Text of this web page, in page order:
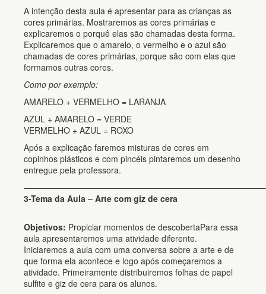
A intenção desta aula é apresentar para as crianças as
cores primárias. Mostraremos as cores primárias e
explicaremos o porquê elas são chamadas desta forma.
Explicaremos que o amarelo, o vermelho e o azul são
chamadas de cores primárias, porque são com elas que
formamos outras cores.
Como por exemplo:
AMARELO + VERMELHO = LARANJA
AZUL + AMARELO = VERDE
VERMELHO + AZUL = ROXO
Após a explicação faremos misturas de cores em
copinhos plásticos e com pincéis pintaremos um desenho
entregue pela professora.
3-Tema da Aula – Arte com giz de cera
Objetivos: Propiciar momentos de descobertaPara essa
aula apresentaremos uma atividade diferente.
Iniciaremos a aula com uma conversa sobre a arte e de
que forma ela acontece e logo após começaremos a
atividade. Primeiramente distribuiremos folhas de papel
sulfite e giz de cera para os alunos.